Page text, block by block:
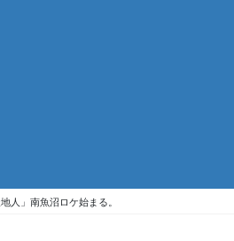
地人」南魚沼ロケ始まる。